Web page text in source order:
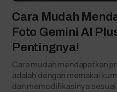
Cara Mudah
Foto Gemini AI
Pentingnya!
Cara mudah mendapatkan
adalah dengan memakai
dan memodifikasinya